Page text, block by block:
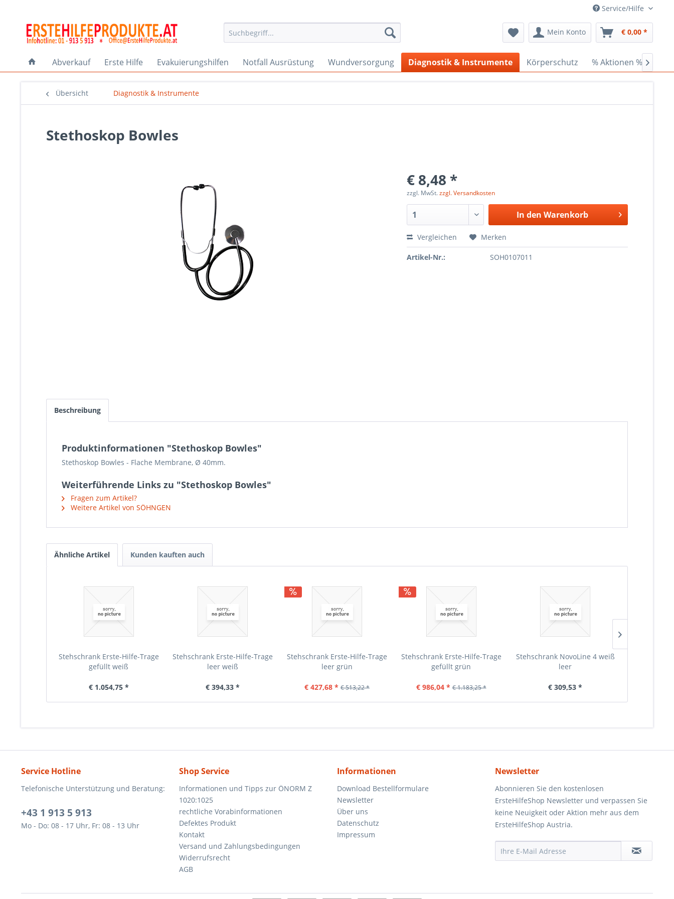
Service/Hilfe
Mein Konto € 0,00 *
Abverkauf Erste Hilfe Evakuierungshilfen Notfall Ausrüstung Wundversorgung Diagnostik & Instrumente Körperschutz % Aktionen % 
Übersicht Diagnostik & Instrumente
Stethoskop Bowles
€ 8,48 *
zzgl. MwSt.zzgl. Versandkosten
In den Warenkorb
Vergleichen Merken
Artikel-Nr.: SOH0107011
Beschreibung
Produktinformationen "Stethoskop Bowles"
Stethoskop Bowles - Flache Membrane, Ø 40mm.
Weiterführende Links zu "Stethoskop Bowles"
Fragen zum Artikel?
Weitere Artikel von SÖHNGEN
Ähnliche Artikel Kunden kauften auch
Stehschrank Erste-Hilfe-Trage
gefüllt weiß
€ 1.054,75 *
Stehschrank Erste-Hilfe-Trage
leer weiß
€ 394,33 *
Stehschrank Erste-Hilfe-Trage
leer grün
€ 427,68 * € 513,22 *
Stehschrank Erste-Hilfe-Trage
gefüllt grün
€ 986,04 * € 1.183,25 *
Stehschrank NovoLine 4 weiß
leer
€ 309,53 *
Service Hotline
Telefonische Unterstützung und Beratung:
+43 1 913 5 913
Mo - Do: 08 - 17 Uhr, Fr: 08 - 13 Uhr
Shop Service
Informationen und Tipps zur ÖNORM Z
1020:1025
rechtliche Vorabinformationen
Defektes Produkt
Kontakt
Versand und Zahlungsbedingungen
Widerrufsrecht
AGB
Informationen
Download Bestellformulare
Newsletter
Über uns
Datenschutz
Impressum
Newsletter
Abonnieren Sie den kostenlosen
ErsteHilfeShop Newsletter und verpassen Sie
keine Neuigkeit oder Aktion mehr aus dem
ErsteHilfeShop Austria.